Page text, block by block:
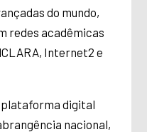
do mundo,
redes acadêmicas
Internet2 e
plataforma digital
nacional,